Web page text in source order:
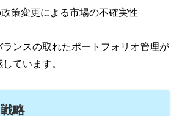
政策変更による市場の不確実性
ランスの取れたポートフォリオ管理が
ています。
略